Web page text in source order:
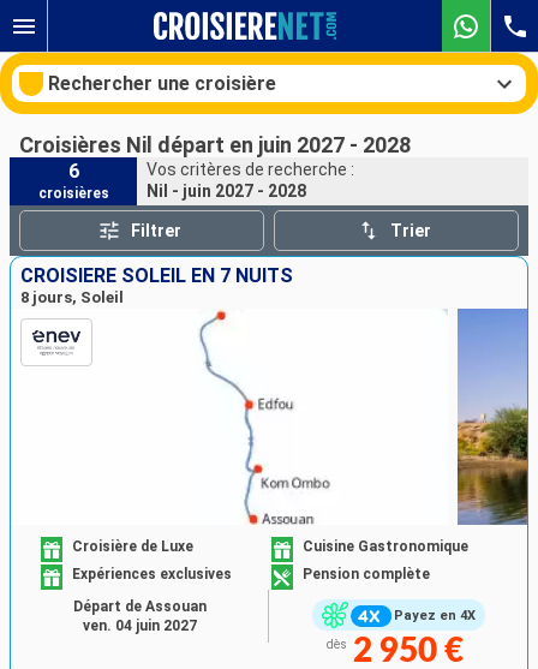
Rechercher une croisière
Nos destinations
Mois de départ
Ports
Rechercher
Croisières Nil départ en juin 2027 - 2028
6
croisières
Vos critères de recherche :
Nil - juin 2027 - 2028
Filtrer Trier
CROISIÈRE SOLEIL EN 7 NUITS
8 jours, Soleil
Payez en 4X
Croisière de Luxe
Cuisine Gastronomique
Expériences exclusives
Pension complète
dès 2 950 €
Départ de Assouan
ven. 04 juin 2027